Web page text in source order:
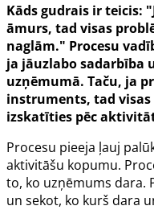
Kāds gudrais ir teicis:
āmurs, tad visas
naglām." Procesu
ja jāuzlabo sadarbība
uzņēmumā. Taču, ja
instruments, tad
izskatīties pēc
Procesu pieeja ļauj
aktivitāšu kopumu.
to, ko uzņēmums dara.
un sekot, ko kurš dara